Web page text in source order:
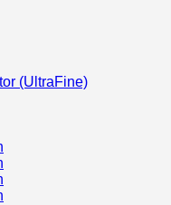
(UltraFine)